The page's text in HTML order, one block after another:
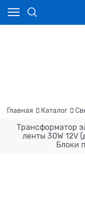
Главная Каталог
Трансформатор
ленты 30W 12V
Блоки